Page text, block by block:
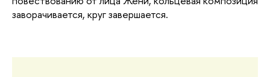
заворачивается, круг завершается.